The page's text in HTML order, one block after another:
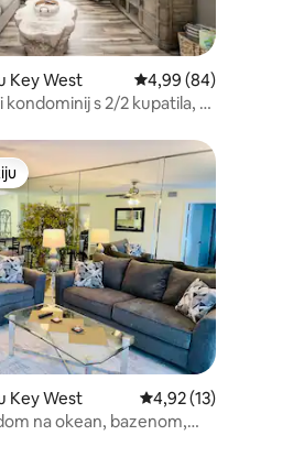
recenzija: 54
Key West Prosječna ocjena:
4,99 (84)
s 2/2 kupatila, sa
recenzija: 63
Key West Prosječna ocjena:
4,92 (13)
na okean, bazenom,